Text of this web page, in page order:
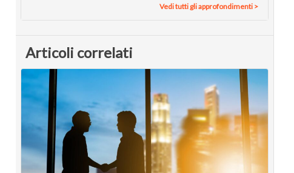
Vedi tutti gli approfondimenti >
Articoli correlati